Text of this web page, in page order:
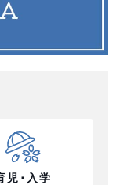
児･入学